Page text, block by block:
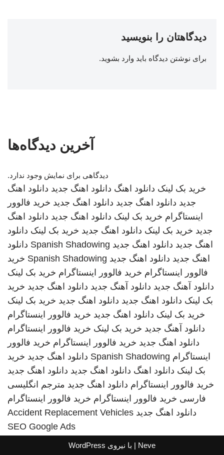
دیدگاهتان را بنویسید
برای نوشتن دیدگاه باید وارد بشوید.
آخرین دیدگاه‌ها
دیدگاهی برای نمایش وجود ندارد.
خرید بک لینک دانلود اهنگ دانلود اهنگ جدید دانلود اهنگ
جدید دانلود اهنگ جدید دانلود اهنگ جدید خرید فالوور
اینستاگرام خرید بک لینک دانلود اهنگ جدید دانلود اهنگ
جدید خرید بک لینک دانلود اهنگ جدید خرید بک لینک دانلود
اهنگ جدید دانلود اهنگ جدید Spanish Shadowing دانلود
اهنگ جدید دانلود اهنگ جدید Spanish Shadowing خرید
فالوور اینستاگرام خرید فالوور اینستاگرام خرید بک لینک
دانلود آهنگ جدید دانلود آهنگ جدید دانلود اهنگ جدید خرید
بک لینک دانلود اهنگ جدید دانلود اهنگ جدید خرید بک لینک
خرید بک لینک دانلود اهنگ جدید خرید فالوور اینستاگرام
دانلود آهنگ جدید خرید بک لینک خرید فالوور اینستاگرام
دانلود اهنگ جدید خرید فالوور اینستاگرام خرید فالوور
اینستاگرام Spanish Shadowing دانلود اهنگ جدید خرید
بک لینک دانلود اهنگ دانلود اهنگ جدید دانلود اهنگ جدید
خرید فالوور اینستاگرام دانلود اهنگ جدید مترجم انگلیسی
فارسی خرید فالوور اینستاگرام خرید فالوور اینستاگرام
دانلود اهنگ جدید Accident Replacement Vehicles
SEO Google Ads
Neve | با نیروی WordPress